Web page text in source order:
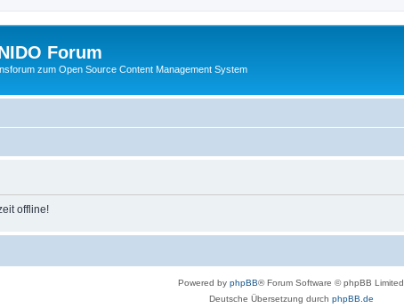
Forum
zum Open Source Content Management System
offline!
Powered by phpBB® Forum Software © phpBB Limited
Deutsche Übersetzung durch phpBB.de